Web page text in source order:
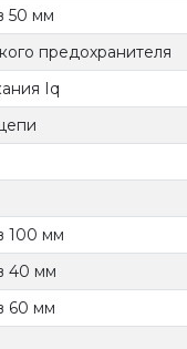
50 мм
предохранителя
Iq
100 мм
40 мм
60 мм